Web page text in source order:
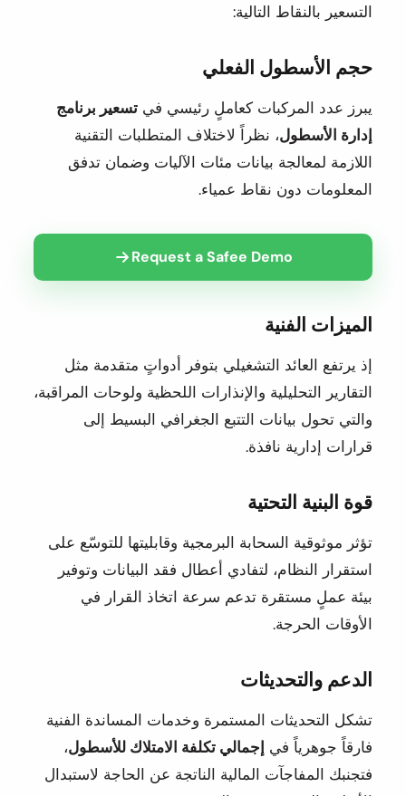
التسعير بالنقاط التالية:
حجم الأسطول الفعلي
يبرز عدد المركبات كعاملٍ رئيسي في تسعير برنامج
إدارة الأسطول، نظراً لاختلاف المتطلبات التقنية
اللازمة لمعالجة بيانات مئات الآليات وضمان تدفق
المعلومات دون نقاط عمياء.
Request a Safee Demo
الميزات الفنية
إذ يرتفع العائد التشغيلي بتوفر أدواتٍ متقدمة مثل
التقارير التحليلية والإنذارات اللحظية ولوحات المراقبة،
والتي تحول بيانات التتبع الجغرافي البسيط إلى
قرارات إدارية نافذة.
قوة البنية التحتية
تؤثر موثوقية السحابة البرمجية وقابليتها للتوسّع على
استقرار النظام، لتفادي أعطال فقد البيانات وتوفير
بيئة عملٍ مستقرة تدعم سرعة اتخاذ القرار في
الأوقات الحرجة.
الدعم والتحديثات
تشكل التحديثات المستمرة وخدمات المساندة الفنية
فارقاً جوهرياً في إجمالي تكلفة الامتلاك للأسطول،
فتجنبك المفاجآت المالية الناتجة عن الحاجة لاستبدال